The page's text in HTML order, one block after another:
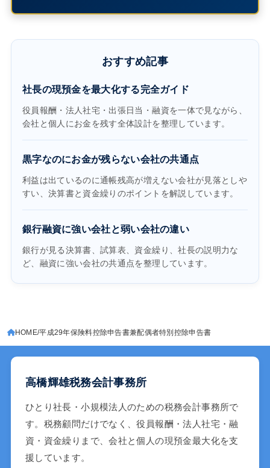
おすすめ記事
社長の現預金を最大化する完全ガイド
役員報酬・法人社宅・出張日当・融資を一体で見ながら、
会社と個人にお金を残す全体設計を整理しています。
黒字なのにお金が残らない会社の共通点
利益は出ているのに通帳残高が増えない会社が見落としや
すい、決算書と資金繰りのポイントを解説しています。
銀行融資に強い会社と弱い会社の違い
銀行が見る決算書、試算表、資金繰り、社長の説明力な
ど、融資に強い会社の共通点を整理しています。
HOME 平成29年保険料控除申告書兼配偶者特別控除申告書
高橋輝雄税務会計事務所
ひとり社長・小規模法人のための税務会計事務所で
す。税務顧問だけでなく、役員報酬・法人社宅・融
資・資金繰りまで、会社と個人の現預金最大化を支
援しています。